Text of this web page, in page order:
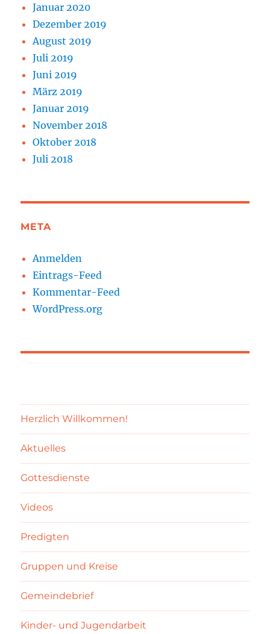
Januar 2020
Dezember 2019
August 2019
Juli 2019
Juni 2019
März 2019
Januar 2019
November 2018
Oktober 2018
Juli 2018
META
Anmelden
Eintrags-Feed
Kommentar-Feed
WordPress.org
Herzlich Willkommen!
Aktuelles
Gottesdienste
Videos
Predigten
Gruppen und Kreise
Gemeindebrief
Kinder- und Jugendarbeit